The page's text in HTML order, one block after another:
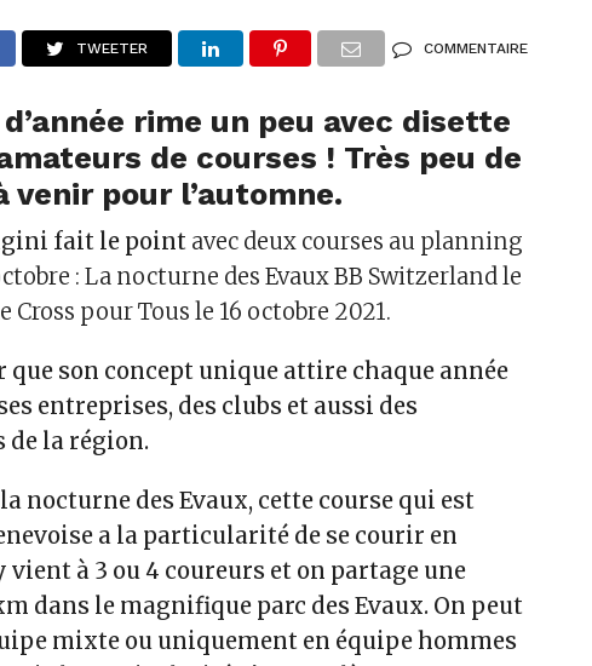
TWEETER COMMENTAIRE
rime un peu avec disette
de courses ! Très peu de
venir pour l’automne.
fait le point avec deux courses au planning
: La nocturne des Evaux BB Switzerland le
Cross pour Tous le 16 octobre 2021.
son concept unique attire chaque année
entreprises, des clubs et aussi des
de la région.
nocturne des Evaux, cette course qui est
a la particularité de se courir en
vient à 3 ou 4 coureurs et on partage une
dans le magnifique parc des Evaux. On peut
mixte ou uniquement en équipe hommes